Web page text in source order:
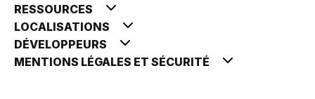
RESSOURCES
LOCALISATIONS
DÉVELOPPEURS
MENTIONS LÉGALES ET SÉCURITÉ